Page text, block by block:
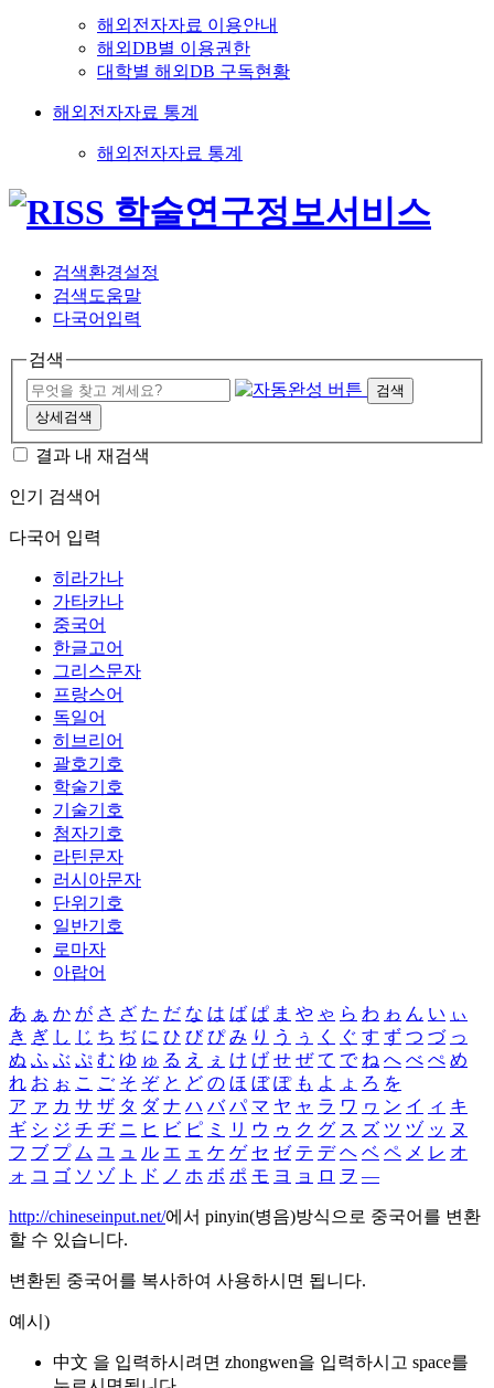
해외전자자료 이용안내
해외DB별 이용권한
대학별 해외DB 구독현황
해외전자자료 통계
해외전자자료 통계
검색환경설정
검색도움말
다국어입력
검색
검색
상세검색
결과 내 재검색
인기 검색어
다국어 입력
히라가나
가타카나
중국어
한글고어
그리스문자
프랑스어
독일어
히브리어
괄호기호
학술기호
기술기호
첨자기호
라틴문자
러시아문자
단위기호
일반기호
로마자
아랍어
あ ぁ か が さ ざ た だ な は ば ぱ ま や ゃ ら わ ゎ ん い ぃ
き ぎ し じ ち ぢ に ひ び ぴ み り う ぅ く ぐ す ず つ づ っ
ぬ ふ ぶ ぷ む ゆ ゅ る え ぇ け げ せ ぜ て で ね へ べ ぺ め
れ お ぉ こ ご そ ぞ と ど の ほ ぼ ぽ も よ ょ ろ を
ア ァ カ サ ザ タ ダ ナ ハ バ パ マ ヤ ャ ラ ワ ヮ ン イ ィ キ
ギ シ ジ チ ヂ ニ ヒ ビ ピ ミ リ ウ ゥ ク グ ス ズ ツ ヅ ッ ヌ
フ ブ プ ム ユ ュ ル エ ェ ケ ゲ セ ゼ テ デ ヘ ベ ペ メ レ オ
ォ コ ゴ ソ ゾ ト ド ノ ホ ボ ポ モ ヨ ョ ロ ヲ ―
http://chineseinput.net/에서 pinyin(병음)방식으로 중국어를 변환
할 수 있습니다.
변환된 중국어를 복사하여 사용하시면 됩니다.
예시)
中文 을 입력하시려면 zhongwen을 입력하시고 space를